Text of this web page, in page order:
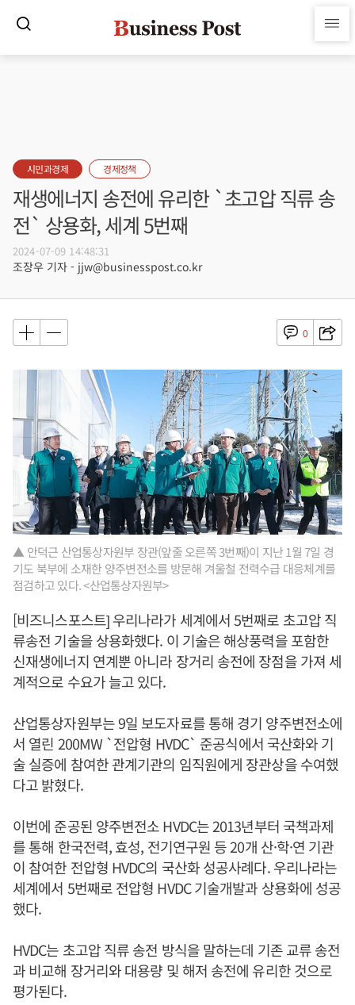
시민과경제 경제정책
재생에너지 송전에 유리한 `초고압 직류 송
전` 상용화, 세계 5번째
2024-07-09 14:48:31
조장우 기자 - jjw@businesspost.co.kr
0
▲ 안덕근 산업통상자원부 장관(앞줄 오른쪽 3번째)이 지난 1월 7일 경
기도 북부에 소재한 양주변전소를 방문해 겨울철 전력수급 대응체계를
점검하고 있다. <산업통상자원부>
[비즈니스포스트] 우리나라가 세계에서 5번째로 초고압 직
류송전 기술을 상용화했다. 이 기술은 해상풍력을 포함한
신재생에너지 연계뿐 아니라 장거리 송전에 장점을 가져 세
계적으로 수요가 늘고 있다.
산업통상자원부는 9일 보도자료를 통해 경기 양주변전소에
서 열린 200MW `전압형 HVDC` 준공식에서 국산화와 기
술 실증에 참여한 관계기관의 임직원에게 장관상을 수여했
다고 밝혔다.
이번에 준공된 양주변전소 HVDC는 2013년부터 국책과제
를 통해 한국전력, 효성, 전기연구원 등 20개 산·학·연 기관
이 참여한 전압형 HVDC의 국산화 성공사례다. 우리나라는
세계에서 5번째로 전압형 HVDC 기술개발과 상용화에 성공
했다.
HVDC는 초고압 직류 송전 방식을 말하는데 기존 교류 송전
과 비교해 장거리와 대용량 및 해저 송전에 유리한 것으로
평가된다.